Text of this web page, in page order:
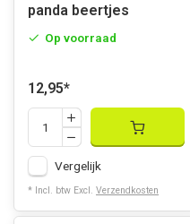
panda beertjes
Op voorraad
12,95*
Vergelijk
* Incl. btw Excl. Verzendkosten